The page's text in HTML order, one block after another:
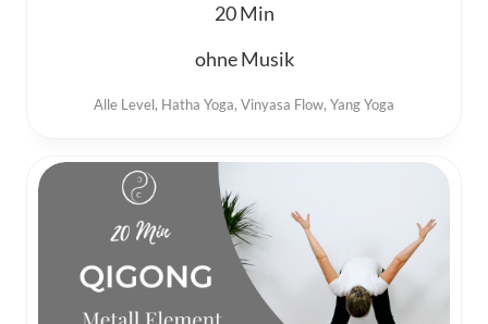
20
ohne Musik
Alle Level, Hatha Yoga, Vinyasa Flow, Yang Yoga